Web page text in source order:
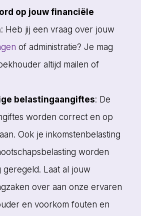
op jouw financiële
: Heb jij een vraag over jouw
of administratie? Je mag
altijd mailen of
belastingaangiftes: De
worden correct en op
Ook je inkomstenbelasting
worden
geregeld. Laat al jouw
over aan onze ervaren
en voorkom fouten en